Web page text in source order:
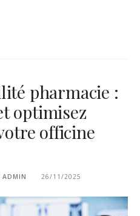
pharmacie :
optimisez
officine
ADMIN 26/11/2025